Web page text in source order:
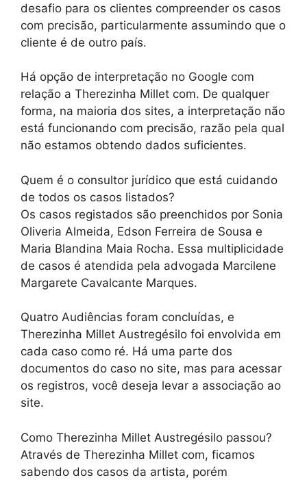
desafio para os clientes compreender os casos
com precisão, particularmente assumindo que o
cliente é de outro país.
Há opção de interpretação no Google com
relação a Therezinha Millet com. De qualquer
forma, na maioria dos sites, a interpretação não
está funcionando com precisão, razão pela qual
não estamos obtendo dados suficientes.
Quem é o consultor jurídico que está cuidando
de todos os casos listados?
Os casos registados são preenchidos por Sonia
Oliveria Almeida, Edson Ferreira de Sousa e
Maria Blandina Maia Rocha. Essa multiplicidade
de casos é atendida pela advogada Marcilene
Margarete Cavalcante Marques.
Quatro Audiências foram concluídas, e
Therezinha Millet Austregésilo foi envolvida em
cada caso como ré. Há uma parte dos
documentos do caso no site, mas para acessar
os registros, você deseja levar a associação ao
site.
Como Therezinha Millet Austregésilo passou?
Através de Therezinha Millet com, ficamos
sabendo dos casos da artista, porém